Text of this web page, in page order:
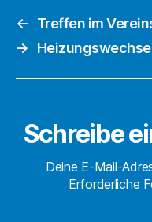
←
Treffen im
→
Schreibe
Deine E-Mail-
Erforderliche